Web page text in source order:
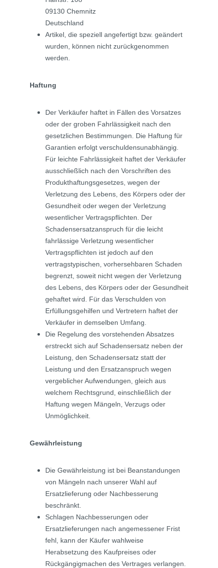
09130 Chemnitz
Deutschland
Artikel, die speziell angefertigt bzw. geändert
wurden, können nicht zurückgenommen
werden.
Haftung
Der Verkäufer haftet in Fällen des Vorsatzes
oder der groben Fahrlässigkeit nach den
gesetzlichen Bestimmungen. Die Haftung für
Garantien erfolgt verschuldensunabhängig.
Für leichte Fahrlässigkeit haftet der Verkäufer
ausschließlich nach den Vorschriften des
Produkthaftungsgesetzes, wegen der
Verletzung des Lebens, des Körpers oder der
Gesundheit oder wegen der Verletzung
wesentlicher Vertragspflichten. Der
Schadensersatzanspruch für die leicht
fahrlässige Verletzung wesentlicher
Vertragspflichten ist jedoch auf den
vertragstypischen, vorhersehbaren Schaden
begrenzt, soweit nicht wegen der Verletzung
des Lebens, des Körpers oder der Gesundheit
gehaftet wird. Für das Verschulden von
Erfüllungsgehilfen und Vertretern haftet der
Verkäufer in demselben Umfang.
Die Regelung des vorstehenden Absatzes
erstreckt sich auf Schadensersatz neben der
Leistung, den Schadensersatz statt der
Leistung und den Ersatzanspruch wegen
vergeblicher Aufwendungen, gleich aus
welchem Rechtsgrund, einschließlich der
Haftung wegen Mängeln, Verzugs oder
Unmöglichkeit.
Gewährleistung
Die Gewährleistung ist bei Beanstandungen
von Mängeln nach unserer Wahl auf
Ersatzlieferung oder Nachbesserung
beschränkt.
Schlagen Nachbesserungen oder
Ersatzlieferungen nach angemessener Frist
fehl, kann der Käufer wahlweise
Herabsetzung des Kaufpreises oder
Rückgängigmachen des Vertrages verlangen.